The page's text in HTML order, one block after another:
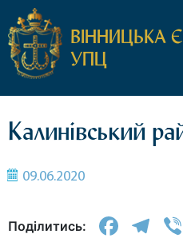
ВІННИЦЬКА
УПЦ
Калинівський
09.06.2020
Поділитись: